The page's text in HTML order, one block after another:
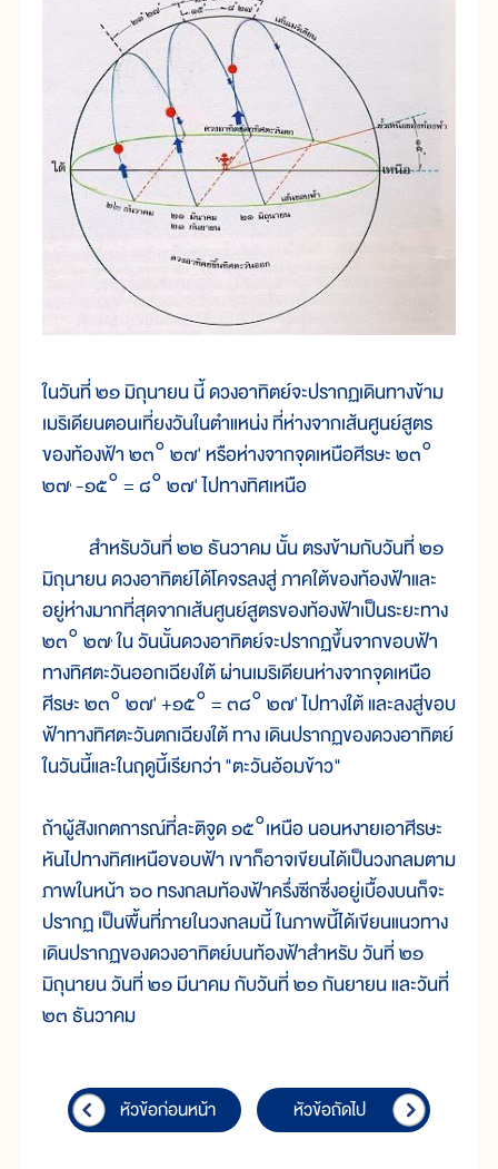
ในวันที่ ๒๑ มิถุนายน นี้ ดวงอาทิตย์จะปรากฏเดินทางข้าม
เมริเดียนตอนเที่ยงวันในตำแหน่ง ที่ห่างจากเส้นศูนย์สูตร
ของท้องฟ้า ๒๓° ๒๗' หรือห่างจากจุดเหนือศีรษะ ๒๓°
๒๗' -๑๕° = ๘° ๒๗' ไปทางทิศเหนือ
สำหรับวันที่ ๒๒ ธันวาคม นั้น ตรงข้ามกับวันที่ ๒๑
มิถุนายน ดวงอาทิตย์ได้โคจรลงสู่ ภาคใต้ของท้องฟ้าและ
อยู่ห่างมากที่สุดจากเส้นศูนย์สูตรของท้องฟ้าเป็นระยะทาง
๒๓° ๒๗'ใน วันนั้นดวงอาทิตย์จะปรากฏขึ้นจากขอบฟ้า
ทางทิศตะวันออกเฉียงใต้ ผ่านเมริเดียนห่างจากจุดเหนือ
ศีรษะ ๒๓° ๒๗' +๑๕° = ๓๘° ๒๗' ไปทางใต้ และลงสู่ขอบ
ฟ้าทางทิศตะวันตกเฉียงใต้ ทาง เดินปรากฏของดวงอาทิตย์
ในวันนี้และในฤดูนี้เรียกว่า "ตะวันอ้อมข้าว"
ถ้าผู้สังเกตการณ์ที่ละติจูด ๑๕°เหนือ นอนหงายเอาศีรษะ
หันไปทางทิศเหนือขอบฟ้า เขาก็อาจเขียนได้เป็นวงกลมตาม
ภาพในหน้า ๖๐ ทรงกลมท้องฟ้าครึ่งซีกซึ่งอยู่เบื้องบนก็จะ
ปรากฏ เป็นพื้นที่ภายในวงกลมนี้ ในภาพนี้ได้เขียนแนวทาง
เดินปรากฏของดวงอาทิตย์บนท้องฟ้าสำหรับ วันที่ ๒๑
มิถุนายน วันที่ ๒๑ มีนาคม กับวันที่ ๒๑ กันยายน และวันที่
๒๓ ธันวาคม
หัวข้อก่อนหน้า หัวข้อถัดไป